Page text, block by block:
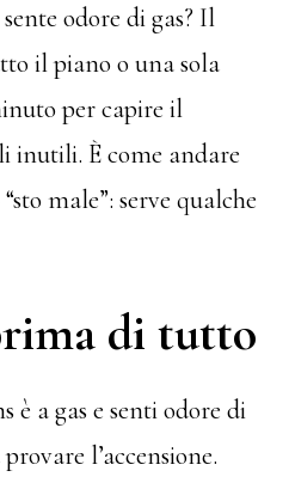
odore di gas? Il
il piano o una sola
per capire il
inutili. È come andare
male”: serve qualche
di tutto
è a gas e senti odore di
l’accensione.